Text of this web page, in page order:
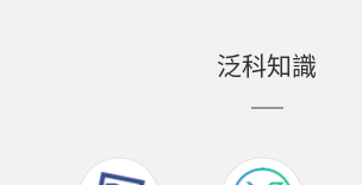
泛科知識